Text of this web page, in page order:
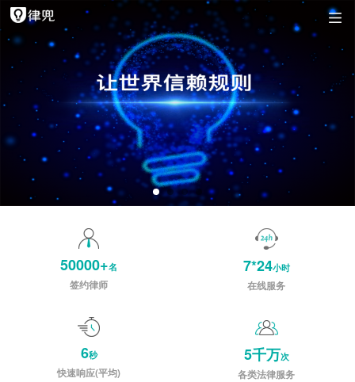
50000+名
签约律师
7*24小时
在线服务
6秒
快速响应(平均)
5千万次
各类法律服务